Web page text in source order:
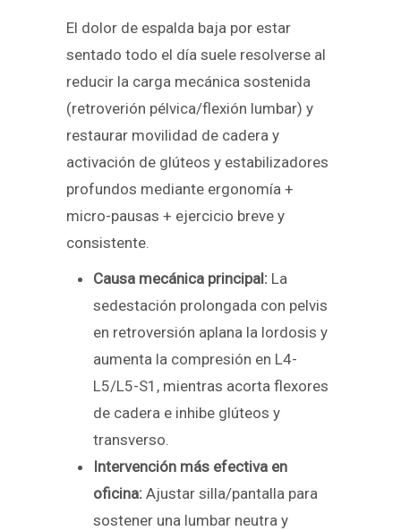
El dolor de espalda baja por estar
sentado todo el día suele resolverse al
reducir la carga mecánica sostenida
(retroverión pélvica/flexión lumbar) y
restaurar movilidad de cadera y
activación de glúteos y estabilizadores
profundos mediante ergonomía +
micro-pausas + ejercicio breve y
consistente.
Causa mecánica principal: La
sedestación prolongada con pelvis
en retroversión aplana la lordosis y
aumenta la compresión en L4-
L5/L5-S1, mientras acorta flexores
de cadera e inhibe glúteos y
transverso.
Intervención más efectiva en
oficina: Ajustar silla/pantalla para
sostener una lumbar neutra y